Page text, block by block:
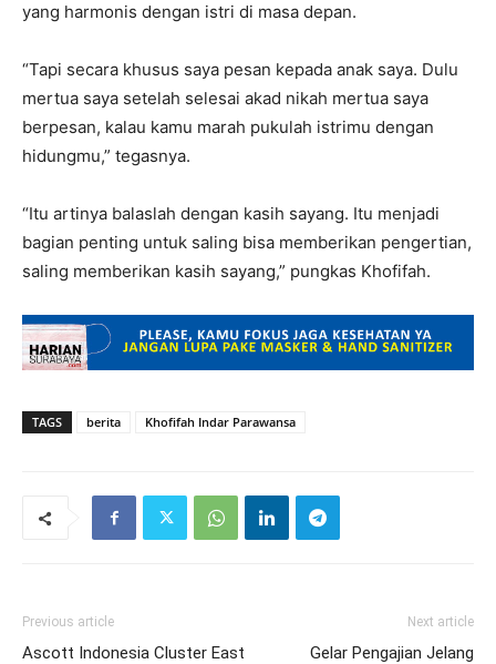
yang harmonis dengan istri di masa depan.
“Tapi secara khusus saya pesan kepada anak saya. Dulu
mertua saya setelah selesai akad nikah mertua saya
berpesan, kalau kamu marah pukulah istrimu dengan
hidungmu,” tegasnya.
“Itu artinya balaslah dengan kasih sayang. Itu menjadi
bagian penting untuk saling bisa memberikan pengertian,
saling memberikan kasih sayang,” pungkas Khofifah.
TAGS berita Khofifah Indar Parawansa
Previous article
Ascott Indonesia Cluster East
Next article
Gelar Pengajian Jelang